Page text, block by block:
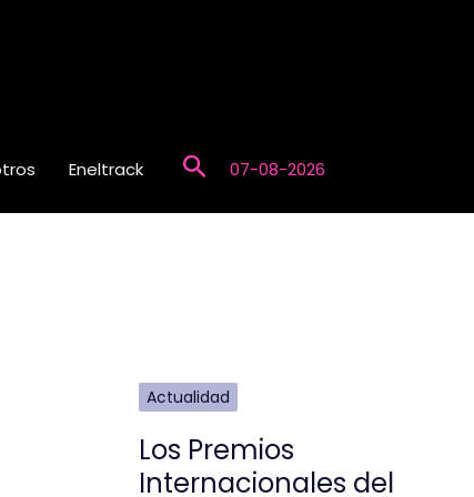
Eneltrack Buscar07-08-2026
Actualidad
Los Premios
Internacionales del